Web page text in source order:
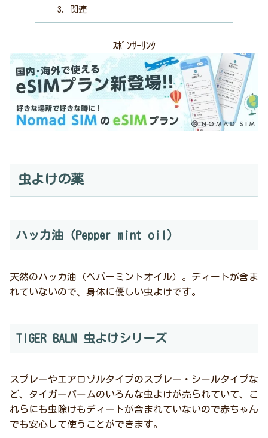
関連
ｽﾎﾟﾝｻｰﾘﾝｸ
虫よけの薬
ハッカ油（Pepper mint oil）
天然のハッカ油（ペパーミントオイル）。ディートが含ま
れていないので、身体に優しい虫よけです。
TIGER BALM 虫よけシリーズ
スプレーやエアロゾルタイプのスプレー・シールタイプな
ど、タイガーバームのいろんな虫よけが売られていて、こ
れらにも虫除けもディートが含まれていないので赤ちゃん
でも安心して使うことができます。